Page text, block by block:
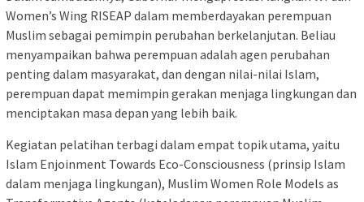
Women’s Wing RISEAP dalam memberdayakan perempuan
Muslim sebagai pemimpin perubahan berkelanjutan. Beliau
menyampaikan bahwa perempuan adalah agen perubahan
penting dalam masyarakat, dan dengan nilai-nilai Islam,
perempuan dapat memimpin gerakan menjaga lingkungan dan
menciptakan masa depan yang lebih baik.
Kegiatan pelatihan terbagi dalam empat topik utama, yaitu
Islam Enjoinment Towards Eco-Consciousness (prinsip Islam
dalam menjaga lingkungan), Muslim Women Role Models as